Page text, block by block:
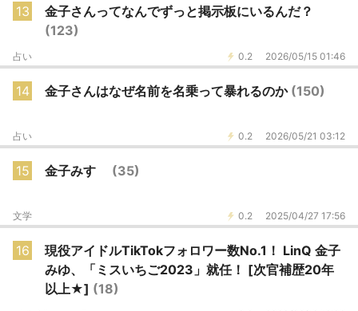
13
金子さんってなんでずっと掲示板にいるんだ？
(123)
0.2 2026/05/15 01:46
占い
14 金子さんはなぜ名前を名乗って暴れるのか (150)
0.2 2026/05/21 03:12
占い
15 金子みすゞ (35)
0.2 2025/04/27 17:56
文学
16
現役アイドルTikTokフォロワー数No.1！ LinQ 金子
みゆ、「ミスいちご2023」就任！ [次官補歴20年
以上★] (18)